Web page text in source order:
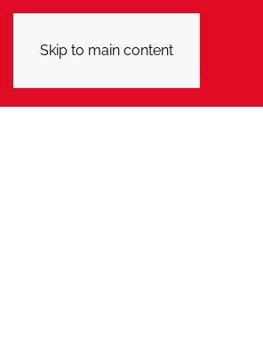
Skip to main content